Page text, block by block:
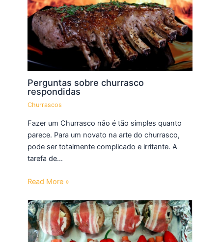
Perguntas sobre churrasco
respondidas
Churrascos
Fazer um Churrasco não é tão simples quanto
parece. Para um novato na arte do churrasco,
pode ser totalmente complicado e irritante. A
tarefa de…
Read More »